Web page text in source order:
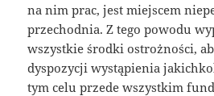
na nim prac, jest miejscem
przechodnia. Z tego powodu
wszystkie środki ostrożności,
dyspozycji wystąpienia
tym celu przede wszystkim